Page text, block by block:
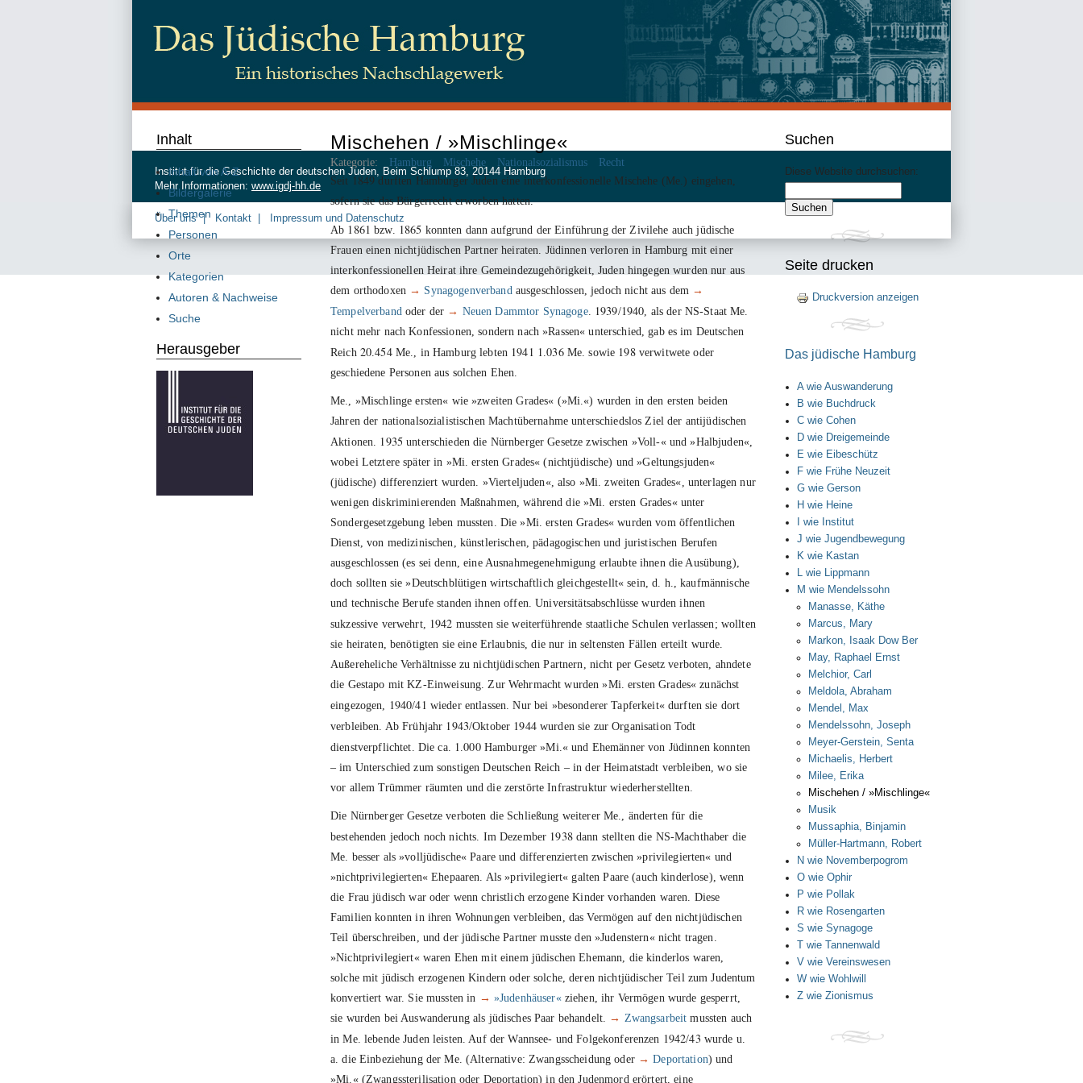
Mischehen / »Mischlinge«
Kategorie: Hamburg Mischehe Nationalsozialismus Recht
Seit 1849durften Hamburger Juden eine interkonfessionelle Mischehe (Me.) eingehen,
sofern sie das Bürgerrecht erworben hatten.
Ab 1861 bzw. 1865 konnten dann aufgrund der Einführung der Zivilehe auch jüdische
Frauen einen nichtjüdischen Partner heiraten. Jüdinnen verloren in Hamburg mit einer
interkonfessionellen Heirat ihre Gemeindezugehörigkeit, Juden hingegen wurden nur aus
dem orthodoxen → Synagogenverband ausgeschlossen, jedoch nicht aus dem →
Tempelverband oder der → Neuen Dammtor Synagoge. 1939/1940 , als der NS-Staat Me.
nicht mehr nach Konfessionen, sondern nach »Rassen« unterschied, gab es im Deutschen
Reich 20 .454Me., in Hamburg lebten 1941 1 .036Me. sowie 198verwitwete oder
geschiedene Personen aus solchen Ehen.
Me., »Mischlinge ersten« wie »zweiten Grades« (»Mi.«) wurden in den ersten beiden
Jahren der nationalsozialistischen Machtübernahme unterschiedslos Ziel der antijüdischen
Aktionen. 1935 unterschieden die Nürnberger Gesetze zwischen »Voll-« und »Halbjuden«,
wobei Letztere später in »Mi. ersten Grades« (nichtjüdische) und »Geltungsjuden«
(jüdische) differenziert wurden. »Vierteljuden«, also »Mi. zweiten Grades«, unterlagen nur
wenigen diskriminierenden Maßnahmen, während die »Mi. ersten Grades« unter
Sondergesetzgebung leben mussten. Die »Mi. ersten Grades« wurden vom öffentlichen
Dienst, von medizinischen, künstlerischen, pädagogischen und juristischen Berufen
ausgeschlossen (es sei denn, eine Ausnahmegenehmigung erlaubte ihnen die Ausübung),
doch sollten sie »Deutschblütigen wirtschaftlich gleichgestellt« sein, d. h., kaufmännische
und technische Berufe standen ihnen offen. Universitätsabschlüsse wurden ihnen
sukzessive verwehrt,
1942 mussten sie weiterführende staatliche Schulen verlassen; wollten
sie heiraten, benötigten sie eine Erlaubnis, die nur in seltensten Fällen erteilt wurde.
Außereheliche Verhältnisse zu nichtjüdischen Partnern, nicht per Gesetz verboten, ahndete
die Gestapo mit KZ-Einweisung. Zur Wehrmacht wurden »Mi. ersten Grades« zunächst
eingezogen,
1940/41 wieder entlassen. Nur bei »besonderer Tapferkeit« durften sie dort
verbleiben. Ab Frühjahr 1943/Oktober 1944wurden sie zur Organisation Todt
dienstverpflichtet. Die ca.
1 .000Hamburger »Mi.« und Ehemänner von Jüdinnen konnten
– im Unterschied zum sonstigen Deutschen Reich – in der Heimatstadt verbleiben, wo sie
vor allem Trümmer räumten und die zerstörte Infrastruktur wiederherstellten.
Die Nürnberger Gesetze verboten die Schließung weiterer Me., änderten für die
bestehenden jedoch noch nichts. Im Dezember 1938dann stellten die NS-Machthaber die
Me. besser als »volljüdische« Paare und differenzierten zwischen »privilegierten« und
»nichtprivilegierten« Ehepaaren. Als »privilegiert« galten Paare (auch kinderlose), wenn
die Frau jüdisch war oder wenn christlich erzogene Kinder vorhanden waren. Diese
Familien konnten in ihren Wohnungen verbleiben, das Vermögen auf den nichtjüdischen
Teil überschreiben, und der jüdische Partner musste den »Judenstern« nicht tragen.
»Nichtprivilegiert« waren Ehen mit einem jüdischen Ehemann, die kinderlos waren,
solche mit jüdisch erzogenen Kindern oder solche, deren nichtjüdischer Teil zum Judentum
konvertiert war. Sie mussten in → »Judenhäuser«ziehen, ihr Vermögen wurde gesperrt,
sie wurden bei Auswanderung als jüdisches Paar behandelt.
→ Zwangsarbeit mussten auch
in Me. lebende Juden leisten. Auf der Wannsee- und Folgekonferenzen 1942/43wurde u.
a. die Einbeziehung der Me. (Alternative: Zwangsscheidung oder → Deportation) und
»Mi.« (Zwangssterilisation oder Deportation) in den Judenmord erörtert, eine
Inhalt
Inhalt von A-Z
Bildergalerie
Themen
Personen
Orte
Kategorien
Autoren & Nachweise
Suche
Herausgeber
Suchen
Diese Website durchsuchen:
Seite drucken
Druckversion anzeigen
Das jüdische Hamburg
A wie Auswanderung
B wie Buchdruck
C wie Cohen
D wie Dreigemeinde
E wie Eibeschütz
F wie Frühe Neuzeit
G wie Gerson
H wie Heine
I wie Institut
J wie Jugendbewegung
K wie Kastan
L wie Lippmann
M wie Mendelssohn
Manasse, Käthe
Marcus, Mary
Markon, Isaak Dow Ber
May, Raphael Ernst
Melchior, Carl
Meldola, Abraham
Mendel, Max
Mendelssohn, Joseph
Meyer-Gerstein, Senta
Michaelis, Herbert
Milee, Erika
Mischehen / »Mischlinge«
Musik
Mussaphia, Binjamin
Müller-Hartmann, Robert
N wie Novemberpogrom
O wie Ophir
P wie Pollak
R wie Rosengarten
S wie Synagoge
T wie Tannenwald
V wie Vereinswesen
W wie Wohlwill
Z wie Zionismus
Institut für die Geschichte der deutschen Juden, Beim Schlump 83, 20144 Hamburg
Mehr Informationen: www.igdj-hh.de
Über uns Kontakt Impressum und Datenschutz